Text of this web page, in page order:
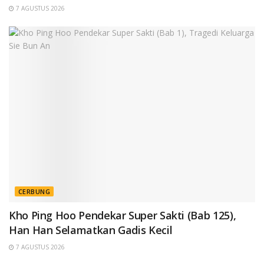
7 AGUSTUS 2026
CERBUNG
Kho Ping Hoo Pendekar Super Sakti (Bab 125),
Han Han Selamatkan Gadis Kecil
7 AGUSTUS 2026